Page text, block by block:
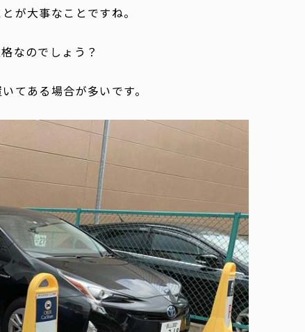
が大事なことですね。
なのでしょう？
てある場合が多いです。